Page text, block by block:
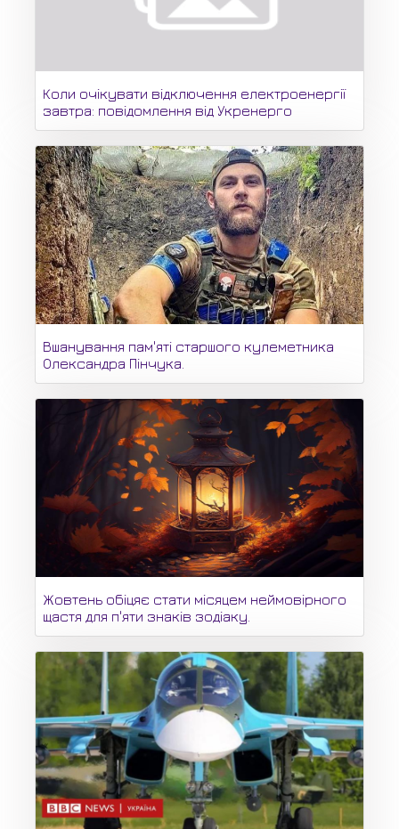
Коли очікувати відключення електроенергії
завтра: повідомлення від Укренерго
Вшанування пам'яті старшого кулеметника
Олександра Пінчука.
Жовтень обіцяє стати місяцем неймовірного
щастя для п'яти знаків зодіаку.